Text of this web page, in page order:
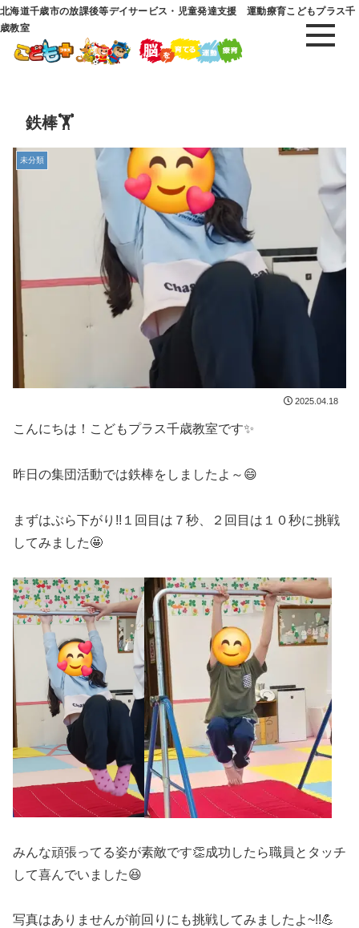
北海道千歳市の放課後等デイサービス・児童発達支援 運動療育こどもプラス千
歳教室
鉄棒🏋️
未分類
2025.04.18
こんにちは！こどもプラス千歳教室です✨
昨日の集団活動では鉄棒をしましたよ～😄
まずはぶら下がり!!１回目は７秒、２回目は１０秒に挑戦
してみました🤩
みんな頑張ってる姿が素敵です👏成功したら職員とタッチ
して喜んでいました😆
写真はありませんが前回りにも挑戦してみましたよ~!!💪